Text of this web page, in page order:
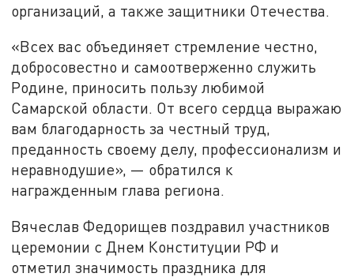
организаций, а также защитники Отечества.
«Всех вас объединяет стремление честно,
добросовестно и самоотверженно служить
Родине, приносить пользу любимой
Самарской области. От всего сердца выражаю
вам благодарность за честный труд,
преданность своему делу, профессионализм и
неравнодушие», — обратился к
награжденным глава региона.
Вячеслав Федорищев поздравил участников
церемонии с Днем Конституции РФ и
отметил значимость праздника для